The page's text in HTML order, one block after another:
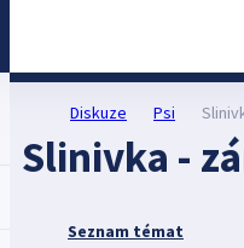
Diskuze Psi
Slinivka -
Seznam témat